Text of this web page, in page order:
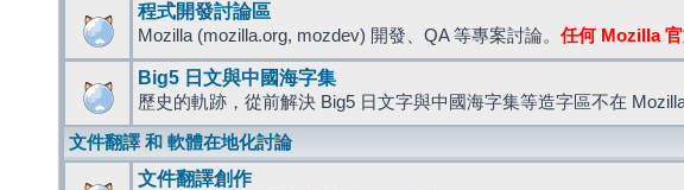
程式開發討論區
Mozilla (mozilla.org, mozdev) 開發、QA 等專案討論。 任何 Mozilla 官
Big5 日文與中國海字集
歷史的軌跡，從前解決 Big5 日文字與中國海字集等造字區不在
文件翻譯 和 軟體在地化討論
文件翻譯創作